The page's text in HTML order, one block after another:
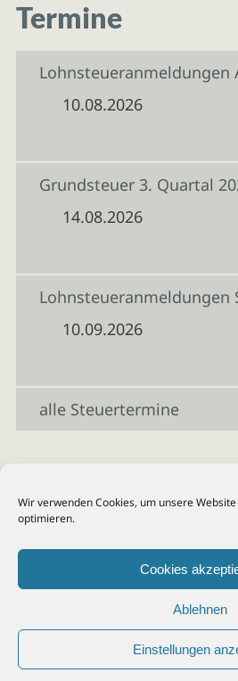
Wir verwenden Cookies, um unsere
optimieren.
Cookies
Ablehnen
Einstellungen
Termine
Lohnsteueranmeldungen
10.08.2026
Grundsteuer 3. Quartal
14.08.2026
Lohnsteueranmeldungen
10.09.2026
alle Steuertermine